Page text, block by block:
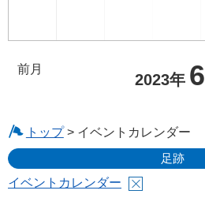
前月
2023年 6
トップ> イベントカレンダー
足跡
イベントカレンダー